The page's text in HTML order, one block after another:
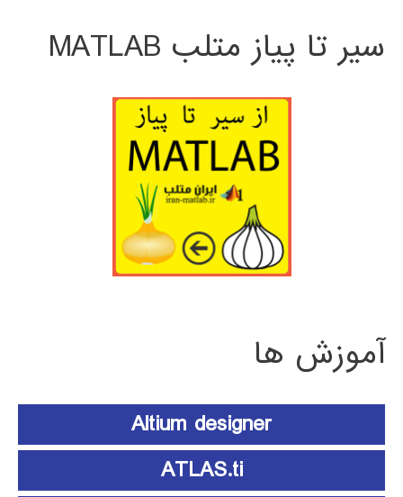
سیر تا پیاز متلب MATLAB
آموزش ها
Altium designer
ATLAS.ti